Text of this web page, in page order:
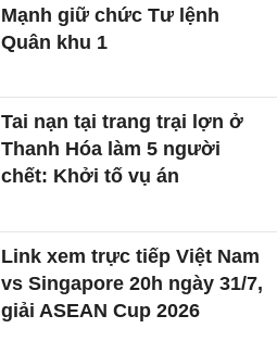
Mạnh giữ chức Tư lệnh
Quân khu 1
Tai nạn tại trang trại lợn ở
Thanh Hóa làm 5 người
chết: Khởi tố vụ án
Link xem trực tiếp Việt Nam
vs Singapore 20h ngày 31/7,
giải ASEAN Cup 2026